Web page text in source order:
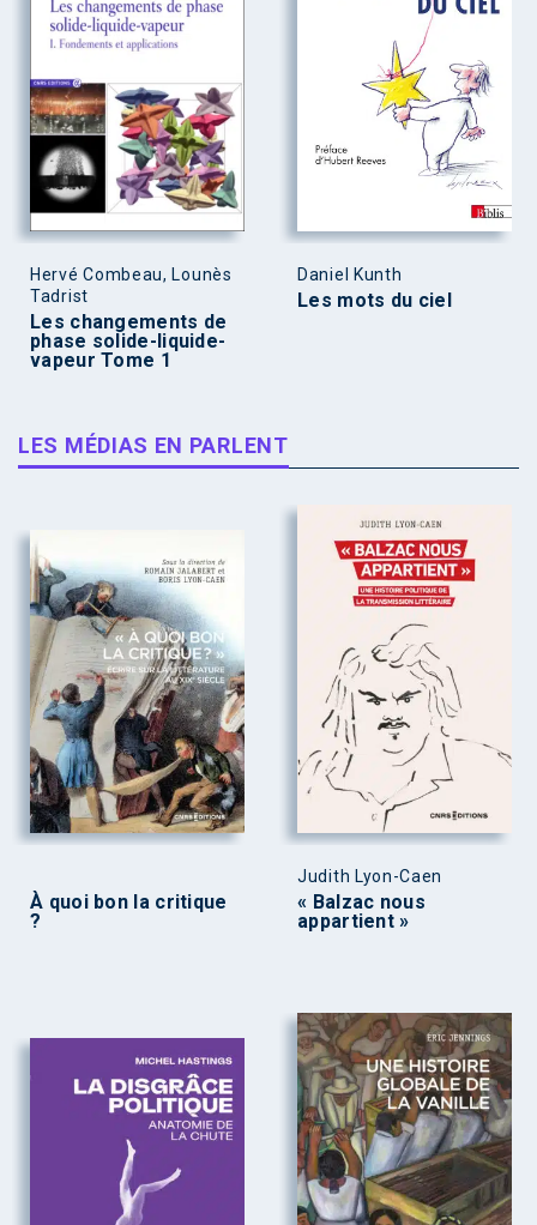
Hervé Combeau, Lounès
Tadrist
Les changements de
phase solide-liquide-
vapeur Tome 1
Daniel Kunth
Les mots du ciel
LES MÉDIAS EN PARLENT
À quoi bon la critique
?
Judith Lyon-Caen
« Balzac nous
appartient »